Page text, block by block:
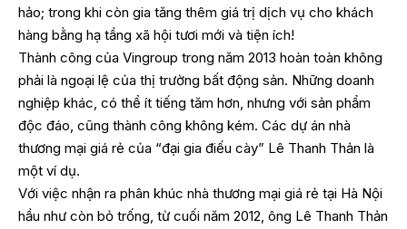
hảo; trong khi còn gia tăng thêm giá trị dịch vụ cho khách
hàng bằng hạ tầng xã hội tươi mới và tiện ích!
Thành công của Vingroup trong năm 2013 hoàn toàn không
phải là ngoại lệ của thị trường bất động sản. Những doanh
nghiệp khác, có thể ít tiếng tăm hơn, nhưng với sản phẩm
độc đáo, cũng thành công không kém. Các dự án nhà
thương mại giá rẻ của “đại gia điếu cày” Lê Thanh Thản là
một ví dụ.
Với việc nhận ra phân khúc nhà thương mại giá rẻ tại Hà Nội
hầu như còn bỏ trống, từ cuối năm 2012, ông Lê Thanh Thản